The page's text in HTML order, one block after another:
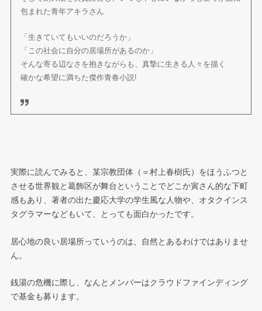
包まれた青年アキラさん
「生きていてもいいのだろうか」
「この社会に自分の居場所があるのか」
そんな寄る辺なさを抱きながらも、真摯に生きる人々を描く
確かな希望に満ちた傑作青春小説!
実際に読んでみると、某宗教団体（＝村上春樹氏）をほうふつと
させる世界観と葛飾区が舞台ということでどこか寅さん的な下町
感もあり、著者の出た慶応大学の学生風な人物や、オタクインス
タグラマーなどもいて、とっても面白かったです。
居心地の良い居場所っていうのは、自然とあるわけではありませ
ん。
銭湯の危機に際し、なんとメンバーはクラウドファインディング
で基金も募ります。